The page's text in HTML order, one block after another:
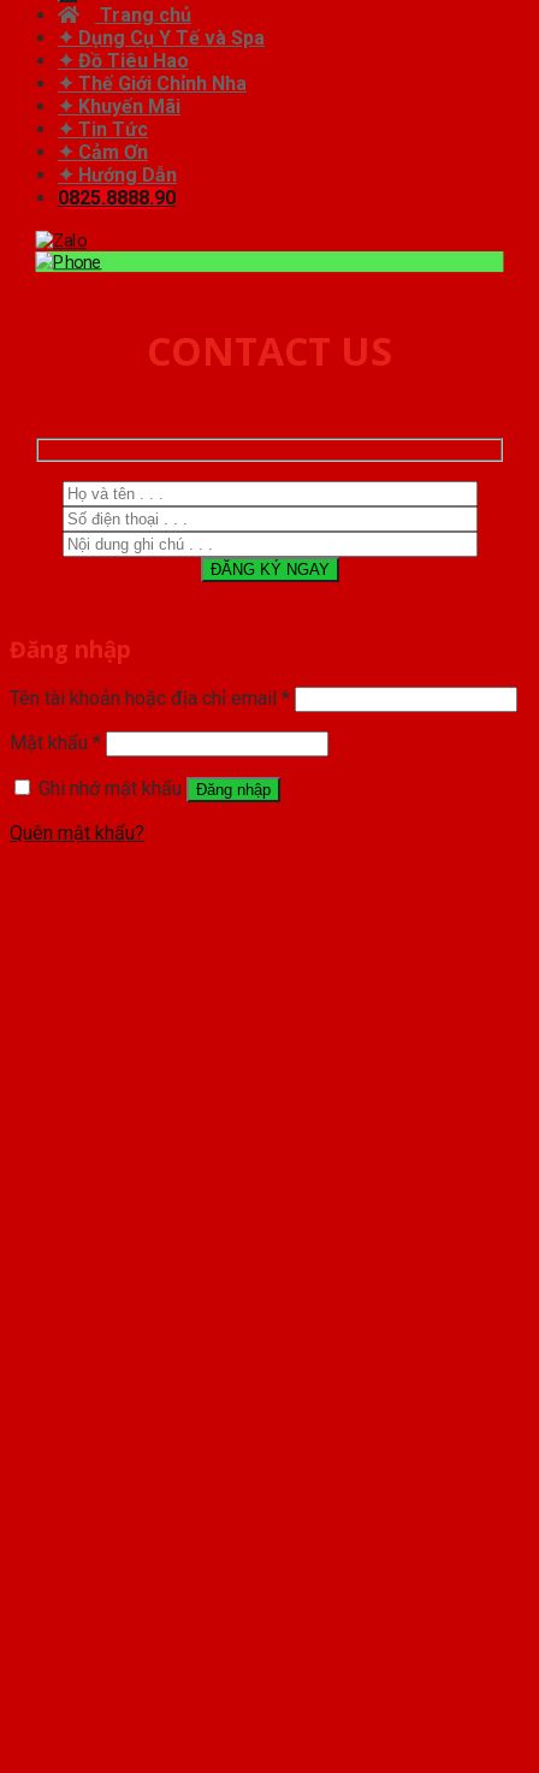
Trang chủ
✦ Dụng Cụ Y Tế và Spa
✦ Đồ Tiêu Hao
✦ Thế Giới Chỉnh Nha
✦ Khuyến Mãi
✦ Tin Tức
✦ Cảm Ơn
✦ Hướng Dẫn
0825.8888.90
CONTACT US
Đăng nhập
Tên tài khoản hoặc địa chỉ email *
Mật khẩu *
Ghi nhớ mật khẩu
Đăng nhập
Quên mật khẩu?